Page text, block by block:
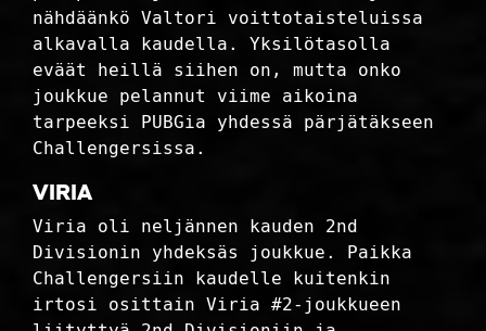
nähdäänkö Valtori voittotaisteluissa
alkavalla kaudella. Yksilötasolla
eväät heillä siihen on, mutta onko
joukkue pelannut viime aikoina
tarpeeksi PUBGia yhdessä pärjätäkseen
Challengersissa.
Viria
Viria oli neljännen kauden 2nd
Divisionin yhdeksäs joukkue. Paikka
Challengersiin kaudelle kuitenkin
irtosi osittain Viria #2-joukkueen